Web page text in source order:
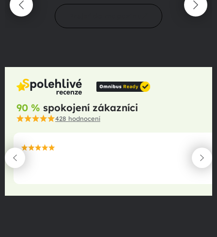
90 % spokojení zákazníci
428 hodnocení
maximální spokojenost
22.06.2025